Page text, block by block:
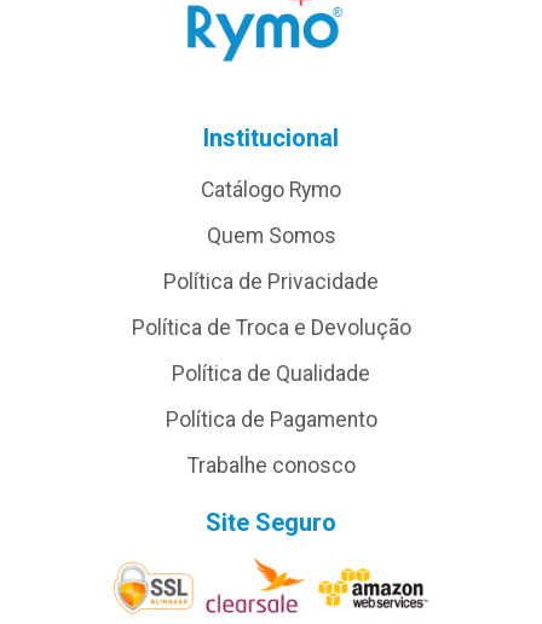
Institucional
Catálogo Rymo
Quem Somos
Política de Privacidade
Política de Troca e Devolução
Política de Qualidade
Política de Pagamento
Trabalhe conosco
Site Seguro